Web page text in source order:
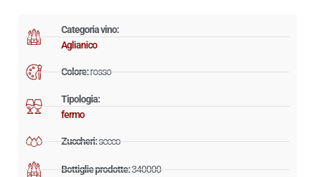
Categoria vino:
Aglianico
Colore:rosso
Tipologia:
fermo
Zuccheri:secco
Bottiglie prodotte:340000